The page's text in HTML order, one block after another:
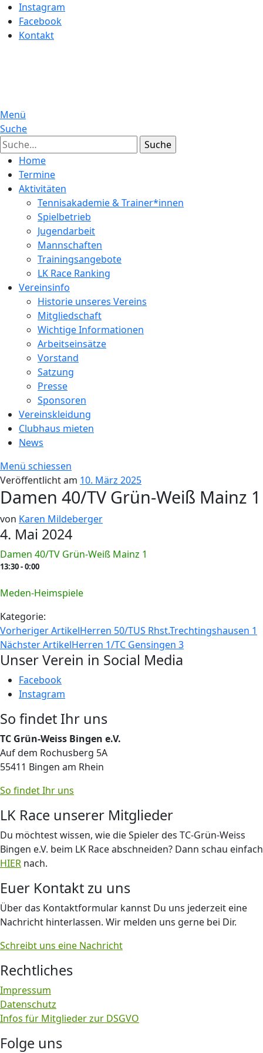
Instagram
Facebook
Kontakt
Menü
Suche
Suche
Home
Termine
Aktivitäten
Tennisakademie & Trainer*innen
Spielbetrieb
Jugendarbeit
Mannschaften
Trainingsangebote
LK Race Ranking
Vereinsinfo
Historie unseres Vereins
Mitgliedschaft
Wichtige Informationen
Arbeitseinsätze
Vorstand
Satzung
Presse
Sponsoren
Vereinskleidung
Clubhaus mieten
News
Menü schiessen
Veröffentlicht am 10. März 2025
Damen 40/TV Grün-Weiß Mainz 1
von Karen Mildeberger
4. Mai 2024
Damen 40/TV Grün-Weiß Mainz 1
13:30 - 0:00
Meden-Heimspiele
Kategorie:
Vorheriger ArtikelHerren 50/TUS Rhst.Trechtingshausen 1
Nächster ArtikelHerren 1/TC Gensingen 3
Unser Verein in Social Media
Facebook
Instagram
So findet Ihr uns
TC Grün-Weiss Bingen e.V.
Auf dem Rochusberg 5A
55411 Bingen am Rhein
So findet Ihr uns
LK Race unserer Mitglieder
Du möchtest wissen, wie die Spieler des TC-Grün-Weiss
Bingen e.V. beim LK Race abschneiden? Dann schau einfach
HIER nach.
Euer Kontakt zu uns
Über das Kontaktformular kannst Du uns jederzeit eine
Nachricht hinterlassen. Wir melden uns gerne bei Dir.
Schreibt uns eine Nachricht
Rechtliches
Impressum
Datenschutz
Infos für Mitglieder zur DSGVO
Folge uns